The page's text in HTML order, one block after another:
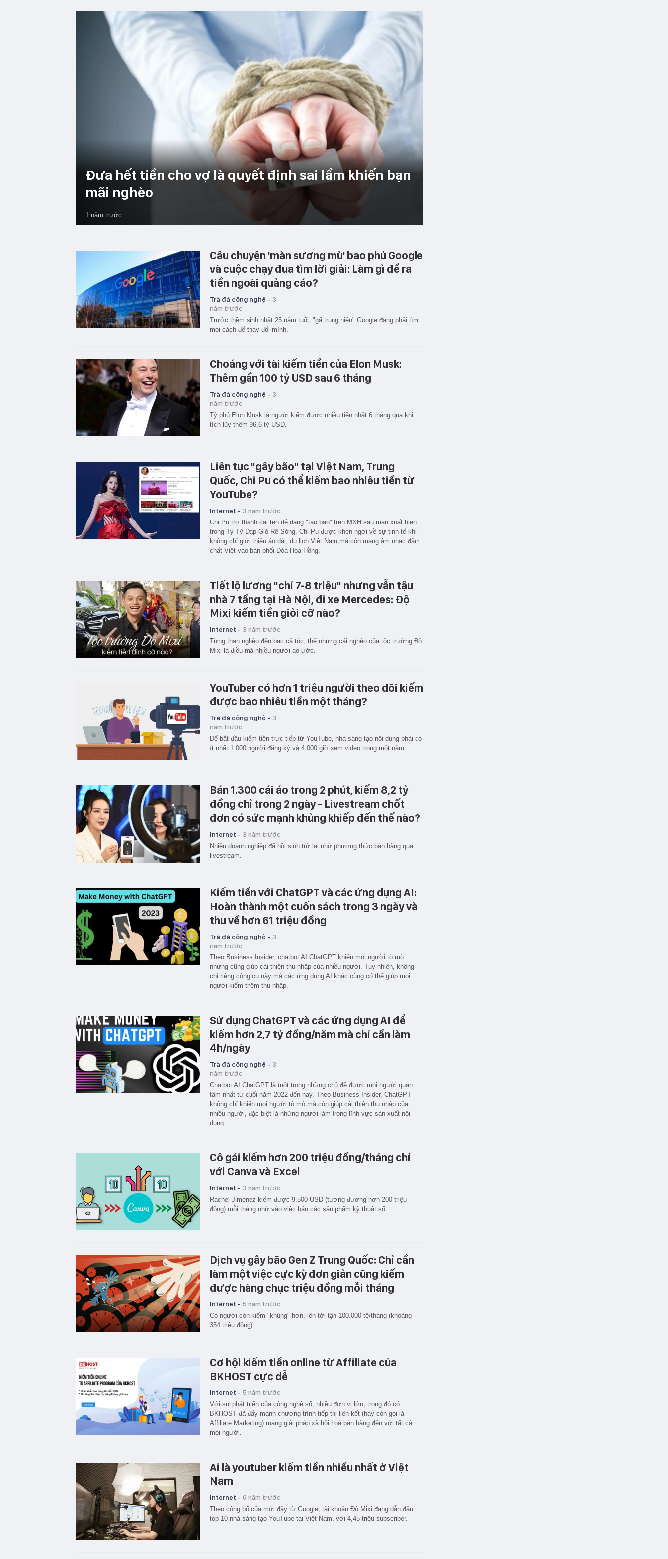
Đưa hết tiền cho vợ là quyết định sai lầm khiến bạn
mãi nghèo
1 năm trước
Câu chuyện 'màn sương mù' bao phủ Google
và cuộc chạy đua tìm lời giải: Làm gì để ra
tiền ngoài quảng cáo?
Trà đá công nghệ - 3
năm trước
Trước thềm sinh nhật 25 năm tuổi, "gã trung niên" Google đang phải tìm
mọi cách để thay đổi mình.
Choáng với tài kiếm tiền của Elon Musk:
Thêm gần 100 tỷ USD sau 6 tháng
Trà đá công nghệ - 3
năm trước
Tỷ phú Elon Musk là người kiếm được nhiều tiền nhất 6 tháng qua khi
tích lũy thêm 96,6 tỷ USD.
Liên tục "gây bão" tại Việt Nam, Trung
Quốc, Chi Pu có thể kiếm bao nhiêu tiền từ
YouTube?
Internet - 3 năm trước
Chi Pu trở thành cái tên dễ dàng "tạo bão" trên MXH sau màn xuất hiện
trong Tỷ Tỷ Đạp Gió Rẽ Sóng. Chi Pu được khen ngợi về sự tinh tế khi
không chỉ giới thiệu áo dài, du lịch Việt Nam mà còn mang âm nhạc đậm
chất Việt vào bản phối Đóa Hoa Hồng.
Tiết lộ lương "chỉ 7-8 triệu" nhưng vẫn tậu
nhà 7 tầng tại Hà Nội, đi xe Mercedes: Độ
Mixi kiếm tiền giỏi cỡ nào?
Internet - 3 năm trước
Từng than nghèo đến bạc cả tóc, thế nhưng cái nghèo của tộc trưởng Độ
Mixi là điều mà nhiều người ao ước.
YouTuber có hơn 1 triệu người theo dõi kiếm
được bao nhiêu tiền một tháng?
Trà đá công nghệ - 3
năm trước
Để bắt đầu kiếm tiền trực tiếp từ YouTube, nhà sáng tạo nội dung phải có
ít nhất 1.000 người đăng ký và 4.000 giờ xem video trong một năm.
Bán 1.300 cái áo trong 2 phút, kiếm 8,2 tỷ
đồng chỉ trong 2 ngày - Livestream chốt
đơn có sức mạnh khủng khiếp đến thế nào?
Internet - 3 năm trước
Nhiều doanh nghiệp đã hồi sinh trở lại nhờ phương thức bán hàng qua
livestream.
Kiếm tiền với ChatGPT và các ứng dụng AI:
Hoàn thành một cuốn sách trong 3 ngày và
thu về hơn 61 triệu đồng
Trà đá công nghệ - 3
năm trước
Theo Business Insider, chatbot AI ChatGPT khiến mọi người tò mò
nhưng cũng giúp cải thiện thu nhập của nhiều người. Tuy nhiên, không
chỉ riêng công cụ này mà các ứng dụng AI khác cũng có thể giúp mọi
người kiếm thêm thu nhập.
Sử dụng ChatGPT và các ứng dụng AI để
kiếm hơn 2,7 tỷ đồng/năm mà chỉ cần làm
4h/ngày
Trà đá công nghệ - 3
năm trước
Chatbot AI ChatGPT là một trong những chủ đề được mọi người quan
tâm nhất từ cuối năm 2022 đến nay. Theo Business Insider, ChatGPT
không chỉ khiến mọi người tò mò mà còn giúp cải thiện thu nhập của
nhiều người, đặc biệt là những người làm trong lĩnh vực sản xuất nội
dung.
Cô gái kiếm hơn 200 triệu đồng/tháng chỉ
với Canva và Excel
Internet - 3 năm trước
Rachel Jimenez kiếm được 9.500 USD (tương đương hơn 200 triệu
đồng) mỗi tháng nhờ vào việc bán các sản phẩm kỹ thuật số.
Dịch vụ gây bão Gen Z Trung Quốc: Chỉ cần
làm một việc cực kỳ đơn giản cũng kiếm
được hàng chục triệu đồng mỗi tháng
Internet - 5 năm trước
Có người còn kiếm "khủng" hơn, lên tới tận 100.000 tệ/tháng (khoảng
354 triệu đồng).
Cơ hội kiếm tiền online từ Affiliate của
BKHOST cực dễ
Internet - 5 năm trước
Với sự phát triển của công nghệ số, nhiều đơn vị lớn, trong đó có
BKHOST đã đẩy mạnh chương trình tiếp thị liên kết (hay còn gọi là
Affiliate Marketing) mang giải pháp xã hội hoá bán hàng đến với tất cả
mọi người.
Ai là youtuber kiếm tiền nhiều nhất ở Việt
Nam
Internet - 6 năm trước
Theo công bố của mới đây từ Google, tài khoản Độ Mixi đang dẫn đầu
top 10 nhà sáng tạo YouTube tại Việt Nam, với 4,45 triệu subscriber.